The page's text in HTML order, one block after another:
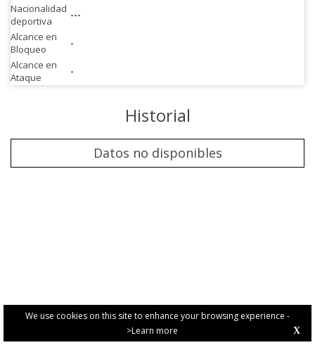
We use cookies on this site to enhance your browsing experience -
>Learn more
X
Nacionalidad
deportiva
---
Alcance en
Bloqueo
-
Alcance en
Ataque
-
Historial
Datos no disponibles